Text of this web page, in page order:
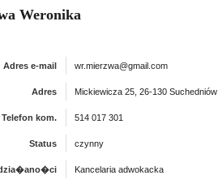
Weronika
Adres e-mail wr.mierzwa@gmail.com
Adres Mickiewicza 25, 26-130 Suchedniów
Telefon kom. 514 017 301
Status czynny
Kancelaria adwokacka